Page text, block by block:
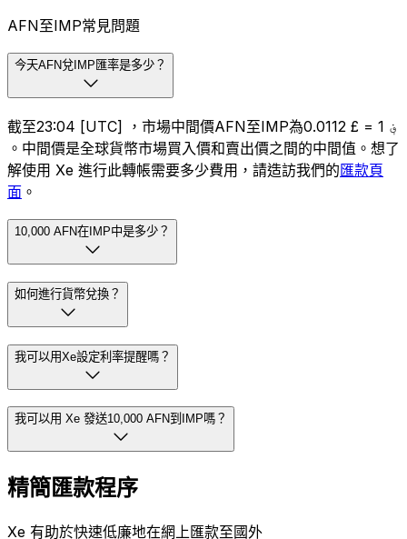
AFN至IMP常見問題
今天AFN兌IMP匯率是多少？
截至23:04 [UTC] ，市場中間價AFN至IMP為؋ 1 = £ 0.0112
。中間價是全球貨幣市場買入價和賣出價之間的中間值。想了
解使用 Xe 進行此轉帳需要多少費用，請造訪我們的匯款頁
面 。
10,000 AFN在IMP中是多少？
如何進行貨幣兌換？
我可以用Xe設定利率提醒嗎？
我可以用 Xe 發送10,000 AFN到IMP嗎？
精簡匯款程序
Xe 有助於快速低廉地在網上匯款至國外